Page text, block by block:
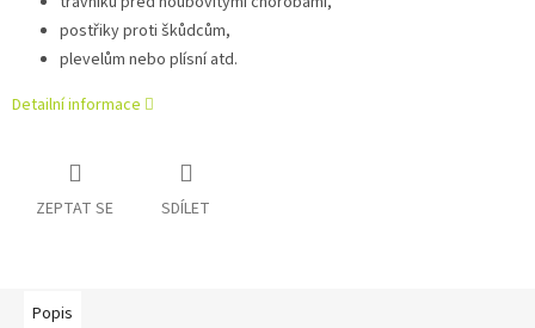
postřiky proti škůdcům,
plevelům nebo plísní atd.
Detailní informace
ZEPTAT SE SDÍLET
Popis